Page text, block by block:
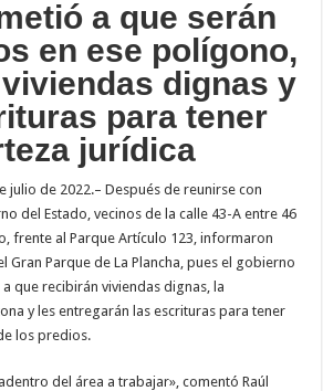
a que serán
en ese polígono,
dignas y
para tener
jurídica
julio de 2022.– Después de reunirse con
del Estado, vecinos de la calle 43-A entre 46
frente al Parque Artículo 123, informaron
Gran Parque de La Plancha, pues el gobierno
que recibirán viviendas dignas, la
y les entregarán las escrituras para tener
los predios.
del área a trabajar», comentó Raúl